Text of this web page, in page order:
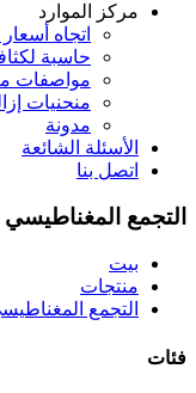
مركز الموارد
اتجاه
حاسبة
مواصفات
منحنيات
مدونة
الأسئلة الشائعة
اتصل بنا
التجمع المغناطيسي
بيت
منتجات
التجمع
فئات